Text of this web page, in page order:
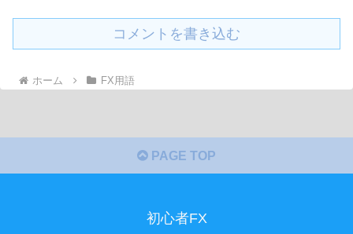
コメントを書き込む
ホーム FX用語
PAGE TOP
初心者FX